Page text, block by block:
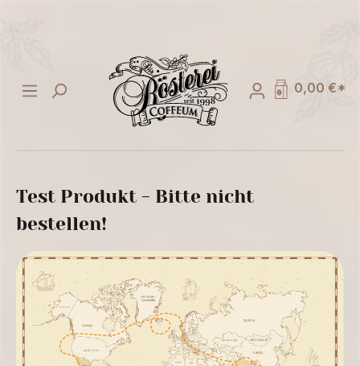
0,00 €*
Test Produkt - Bitte nicht
bestellen!